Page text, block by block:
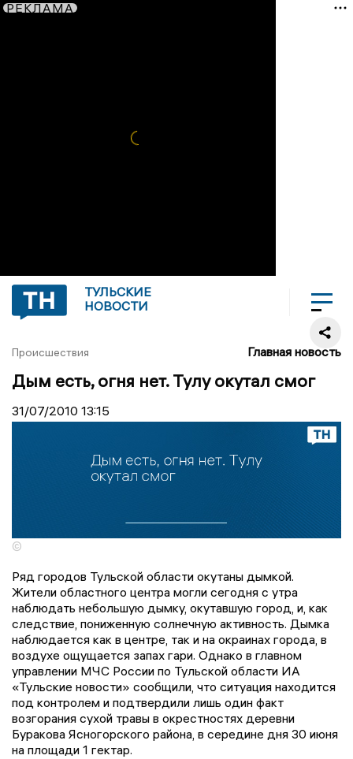
РЕКЛАМА
ТУЛЬСКИЕ
НОВОСТИ
Происшествия Главная новость
Дым есть, огня нет. Тулу окутал смог
31/07/2010 13:15
©
Ряд городов Тульской области окутаны дымкой.
Жители областного центра могли сегодня с утра
наблюдать небольшую дымку, окутавшую город, и, как
следствие, пониженную солнечную активность. Дымка
наблюдается как в центре, так и на окраинах города, в
воздухе ощущается запах гари. Однако в главном
управлении МЧС России по Тульской области ИА
«Тульские новости» сообщили, что ситуация находится
под контролем и подтвердили лишь один факт
возгорания сухой травы в окрестностях деревни
Буракова Ясногорского района, в середине дня 30 июня
на площади 1 гектар.